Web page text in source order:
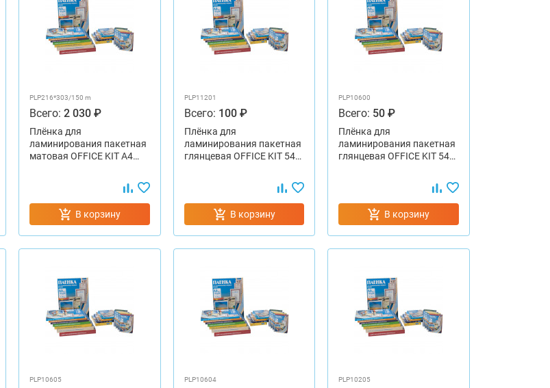
PLP216*303/150 m
Всего:2 030 ₽
Плёнка для
ламинирования пакетная
матовая OFFICE KIT A4…
В корзину
PLP11201
Всего: 100 ₽
Плёнка для
ламинирования пакетная
глянцевая OFFICE KIT 54…
В корзину
PLP10600
Всего: 50 ₽
Плёнка для
ламинирования пакетная
глянцевая OFFICE KIT 54…
В корзину
PLP10605 PLP10604 PLP10205